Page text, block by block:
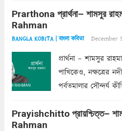
একান্ত জরুরি- নইলে
Prarthona প্রার্থনা– শামসুর
Rahman
BANGLA KOBITA | বাংলা কবিতা December
প্রার্থনা – শামসুর
পাখিকেও, নক্ষত্রের
পর্বতমালার সৌন্দর্য
তার সুষমায় পার্থক্য
Prayishchitto প্রায়শ্চিত্ত–
Rahman